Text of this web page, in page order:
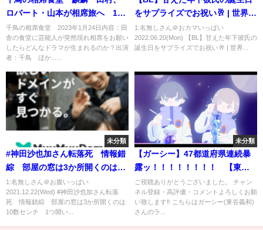
ロバート・山本が相席旅へ 1月
24日
千鳥の相席食堂 2023年1月24日内容：田
舎の食堂に芸能人が突然現れ相席をお願い
したらどんなドラマが生まれるのか？出演
者：千鳥 ほか......
をサプライズでお祝い🥂 | 世界で
1番だいすきな人へ | 同性カップ
ル | ゲイカップル
1:名無しさん＠おカマいっぱい
2022.06.20(Mon) 【BL】甘えた年下彼氏の
誕生日をサプライズでお祝い🥂 | 世界...
未分類
#神田沙也加さん転落死 情報錯
綜 部屋の窓は3か所開くのは10
数センチ 1つ開いていたので
は?
1:名無しさん＠お腹いっぱい
2021.12.22(Wed) #神田沙也加さん転落
死 情報錯綜 部屋の窓は3か所開くのは
10数センチ 1つ開い...
未分類
【ガーシー】47都道府県連続暴
露ッ！！！！！！！！ 【東谷
義和/選挙/切り抜き】
ご視聴ありがとうございました。 チャン
ネル登録・高評価・コメントよろしくお願
い致します‼ こちらはガーシー(東谷義和)
さんのラ...